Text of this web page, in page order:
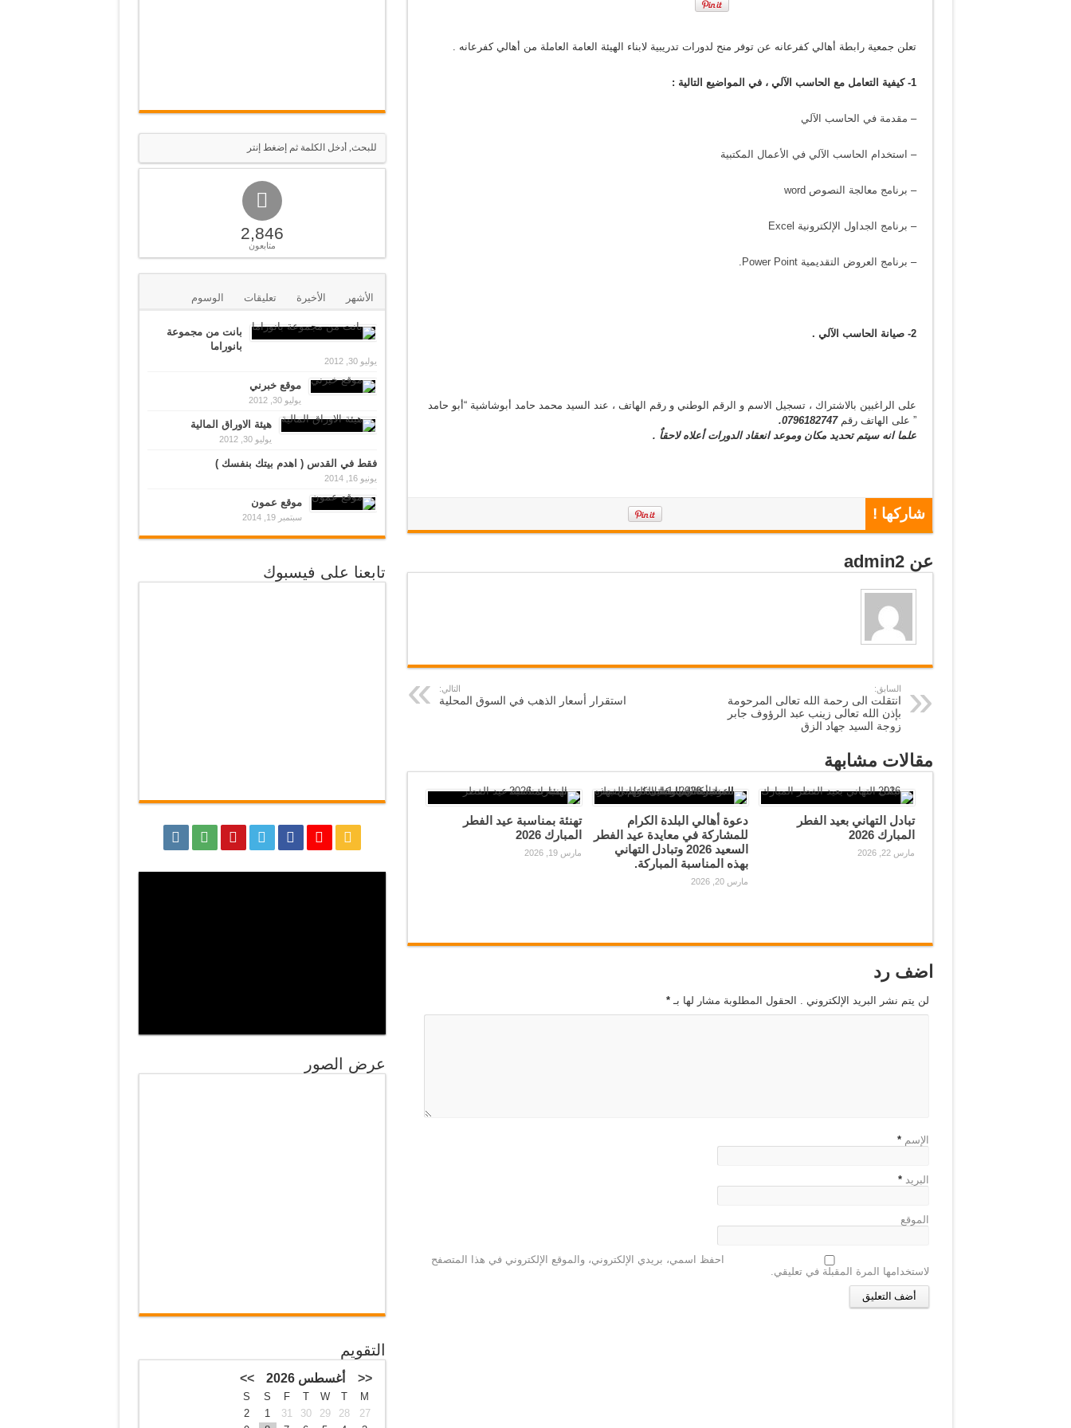
مسابقة القران الكريم الرمضانية.
اللجنة الثقافية – هاشتاجات كفرعانة
تعلن جمعية رابطة أهالي كفرعانه عن توفر منح لدورات تدريبية لابناء الهيئة العامة العاملة من أهالي كفرعانه .
1- كيفية التعامل مع الحاسب الآلي ، في المواضيع التالية :
– مقدمة في الحاسب الآلي
– استخدام الحاسب الآلي في الأعمال المكتبية
– برنامج معالجة النصوص word
– برنامج الجداول الإلكترونية Excel
– برنامج العروض التقديمية Power Point .
2- صيانة الحاسب الآلي .
على الراغبين بالاشتراك ، تسجيل الاسم و الرقم الوطني و رقم الهاتف ، عند السيد محمد حامد أبوشاشية “أبو حامد
” على الهاتف رقم0796182747.
علما انه سيتم تحديد مكان وموعد انعقاد الدورات أعلاه لاحقاٌ .
شاركها !
عن admin2
السابق:
انتقلت الى رحمة الله تعالى المرحومة
بإذن الله تعالى زينب عبد الرؤوف جابر
زوجة السيد جهاد الزق
التالي:
استقرار أسعار الذهب في السوق المحلية
مقالات مشابهة
تبادل التهاني بعيد الفطر
المبارك 2026
مارس 22, 2026
دعوة أهالي البلدة الكرام
للمشاركة في معايدة عيد الفطر
السعيد 2026 وتبادل التهاني
بهذه المناسبة المباركة.
مارس 20, 2026
تهنئة بمناسبة عيد الفطر
المبارك 2026
مارس 19, 2026
اضف رد
لن يتم نشر البريد الإلكتروني . الحقول المطلوبة مشار لها بـ*
الإسم *
البريد *
الموقع
احفظ اسمي، بريدي الإلكتروني، والموقع الإلكتروني في هذا المتصفح
لاستخدامها المرة المقبلة في تعليقي.
2,846
متابعون
الأشهر الأخيرة تعليقات الوسوم
بانت من مجموعة
بانوراما
يوليو 30, 2012
موقع خبرني
يوليو 30, 2012
هيئة الاوراق المالية
يوليو 30, 2012
فقط في القدس ( اهدم بيتك بنفسك )
يونيو 16, 2014
موقع عمون
سبتمبر 19, 2014
تابعنا على فيسبوك
عرض الصور
التقويم
<< أغسطس 2026 >>
M
T
W
T
F
S
S
27
28
29
30
31
1
2